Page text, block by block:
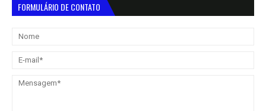
FORMULÁRIO DE CONTATO